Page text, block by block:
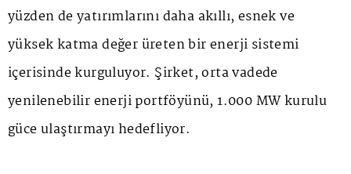
yüzden de yatırımlarını daha akıllı, esnek ve
yüksek katma değer üreten bir enerji sistemi
içerisinde kurguluyor. Şirket, orta vadede
yenilenebilir enerji portföyünü, 1.000 MW kurulu
güce ulaştırmayı hedefliyor.